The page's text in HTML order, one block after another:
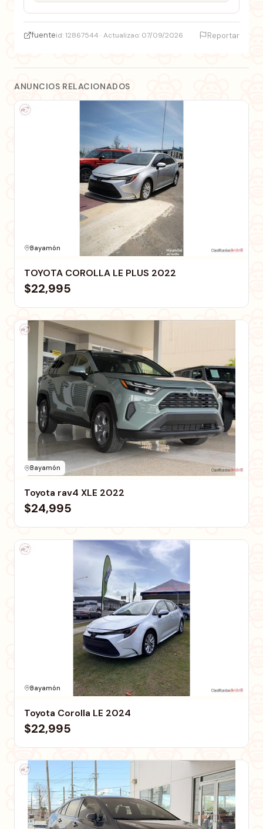
fuenteid: 12867544 · Actualizao: 07/09/2026 Reportar
ANUNCIOS RELACIONADOS
Bayamón
TOYOTA COROLLA LE PLUS 2022
$22,995
Bayamón
Toyota rav4 XLE 2022
$24,995
Bayamón
Toyota Corolla LE 2024
$22,995